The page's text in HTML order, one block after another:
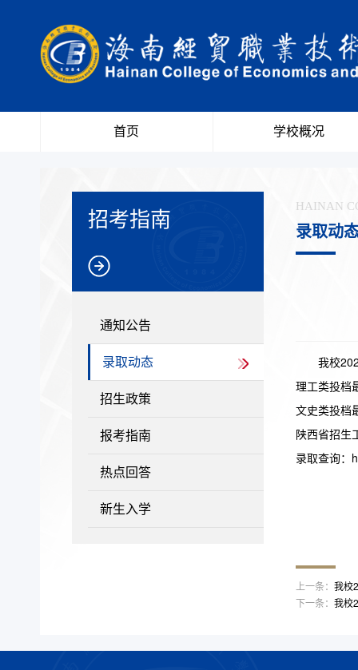
首页 学校概况
招考指南
通知公告
录取动态
招生政策
报考指南
热点回答
新生入学
HAINAN
录取动
我校
理工类投档
文史类投档
陕西省招生
录取查询：
上一条： 我校
下一条： 我校